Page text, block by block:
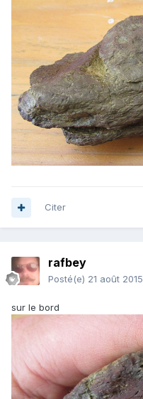
Citer
rafbey
Posté(e) 21 août 2015
sur le bord